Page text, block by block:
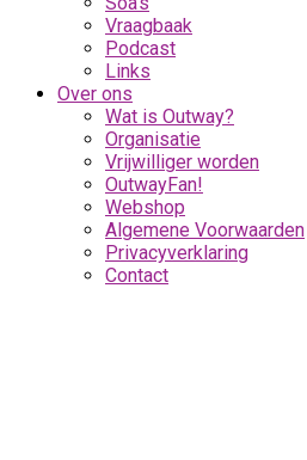
Vraagbaak
Podcast
Links
Over ons
Wat is Outway?
Organisatie
Vrijwilliger worden
OutwayFan!
Webshop
Algemene Voorwaarden
Privacyverklaring
Contact